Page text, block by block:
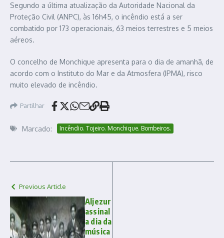
Segundo a última atualização da Autoridade Nacional da
Proteção Civil (ANPC), às 16h45, o incêndio está a ser
combatido por 173 operacionais, 63 meios terrestres e 5 meios
aéreos.
O concelho de Monchique apresenta para o dia de amanhã, de
acordo com o Instituto do Mar e da Atmosfera (IPMA), risco
muito elevado de incêndio.
Partilhar
Marcado: Incêndio. Tojeiro. Monchique. Bombeiros.
Previous Article
Aljezur
assinal
a dia da
música